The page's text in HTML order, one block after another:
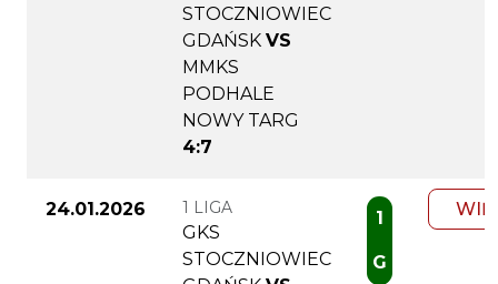
STOCZNIOWIEC
GDAŃSK VS
MMKS
PODHALE
NOWY TARG
4:7
24.01.2026 1 LIGA
GKS
STOCZNIOWIEC
1
G